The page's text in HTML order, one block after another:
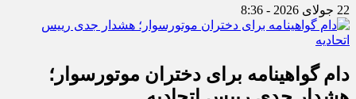
22 جولای 2026 - 8:36
دام گواهینامه برای دختران موتورسوار؛